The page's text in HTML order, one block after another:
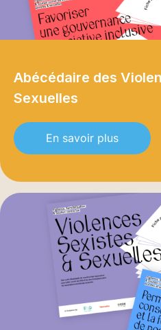
Abécédaire des
Sexuelles
En savoir plus